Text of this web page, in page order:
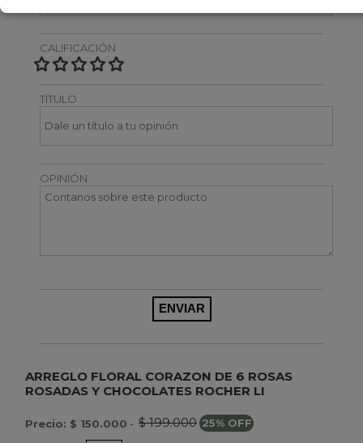
CALIFICACIÓN
TÍTULO
OPINIÓN
ARREGLO FLORAL CORAZON DE 6 ROSAS
ROSADAS Y CHOCOLATES ROCHER LI
Precio: $ 150.000 - $ 199.000 25% OFF